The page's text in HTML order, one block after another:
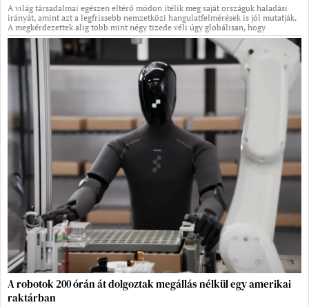
A világ társadalmai egészen eltérő módon ítélik meg saját országuk haladási
irányát, amint azt a legfrissebb nemzetközi hangulatfelmérések is jól mutatják.
A megkérdezettek alig több mint négy tizede véli úgy globálisan, hogy
A robotok 200 órán át dolgoztak megállás nélkül egy amerikai
raktárban